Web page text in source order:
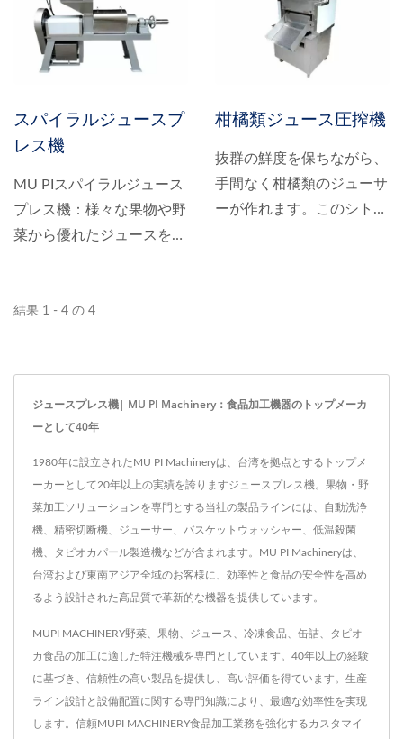
高いジュースの抽出まで、
この優れたマシンは多様な
液体食品の用途をシームレ
う。この驚くべきマシン
は、爽やかなスムージーや
栄養豊富なジュース作りか
ら、風味豊かなソースの抽
の調理まで、幅広い食品調
理タスクをシームレスにこ
なす、卓越した汎用性を備
えています。
スパイラルジュースプ
レス機
MU PIスパイラルジュース
プレス機：様々な果物や野
菜から優れたジュースを抽
柑橘類ジュース圧搾機
抜群の鮮度を保ちながら、
手間なく柑橘類のジューサ
ーが作れます。このシトラ
命を起こします。独自のロ
本来の鮮度を保ちながら優
しくジュースを絞り出し、
豊かで満足のいく味わいを
実現します。
結果 1 - 4 の 4
ジュースプレス機| MU PI Machinery：食品加工機器のトップメーカ
ーとして40年
1980年に設立されたMU PI Machineryは、台湾を拠点とするトップメ
ーカーとして20年以上の実績を誇りますジュースプレス機。果物・野
菜加工ソリューションを専門とする当社の製品ラインには、自動洗浄
機、精密切断機、ジューサー、バスケットウォッシャー、低温殺菌
機、タピオカパール製造機などが含まれます。MU PI Machineryは、
台湾および東南アジア全域のお客様に、効率性と食品の安全性を高め
るよう設計された高品質で革新的な機器を提供しています。
MUPI MACHINERY野菜、果物、ジュース、冷凍食品、缶詰、タピオ
カ食品の加工に適した特注機械を専門としています。40年以上の経験
に基づき、信頼性の高い製品を提供し、高い評価を得ています。生産
ライン設計と設備配置に関する専門知識により、最適な効率性を実現
します。信頼MUPI MACHINERY食品加工業務を強化するカスタマイ